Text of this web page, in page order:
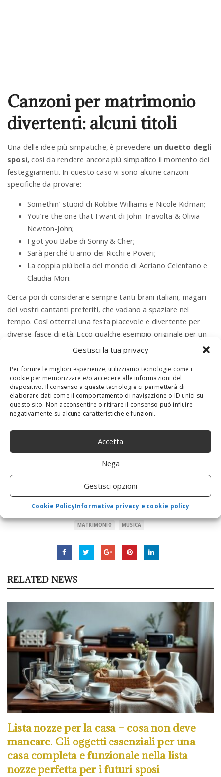
Gestisci la tua privacy
Per fornire le migliori esperienze, utilizziamo tecnologie come i
cookie per memorizzare e/o accedere alle informazioni del
dispositivo. Il consenso a queste tecnologie ci permetterà di
elaborare dati come il comportamento di navigazione o ID unici su
questo sito. Non acconsentire o ritirare il consenso può influire
negativamente su alcune caratteristiche e funzioni.
Accetta
Nega
Gestisci opzioni
Cookie PolicyInformativa privacy e cookie policy
Canzoni per matrimonio
divertenti: alcuni titoli
Una delle idee più simpatiche, è prevedere un duetto degli
sposi, così da rendere ancora più simpatico il momento dei
festeggiamenti. In questo caso vi sono alcune canzoni
specifiche da provare:
Somethin’ stupid di Robbie Williams e Nicole Kidman;
You’re the one that I want di John Travolta & Olivia
Newton-John;
I got you Babe di Sonny & Cher;
Sarà perché ti amo dei Ricchi e Poveri;
La coppia più bella del mondo di Adriano Celentano e
Claudia Mori.
Cerca poi di considerare sempre tanti brani italiani, magari
dei vostri cantanti preferiti, che vadano a spaziare nel
tempo. Così otterrai una festa piacevole e divertente per
diverse fasce di età. Ecco qualche esempio originale per un
matrimonio ben strutturato a livello musicale:
Marry you di Bruno Mars;
(I’ve had) the time of my life di Bill Medley & Jennifer
Warners;
I will always love you di Whitney Houston;
Mi sei scoppiato dentro al cuore di Mina;
Teenage dream di Katy Perry;
Felicità di Albano e Romina.
Che ne dici, trovi sufficientemente spiritose queste idee?
MATRIMONIO MUSICA
RELATED NEWS
Lista nozze per la casa – cosa non deve
mancare. Gli oggetti essenziali per una
casa completa e funzionale nella lista
nozze perfetta per i futuri sposi